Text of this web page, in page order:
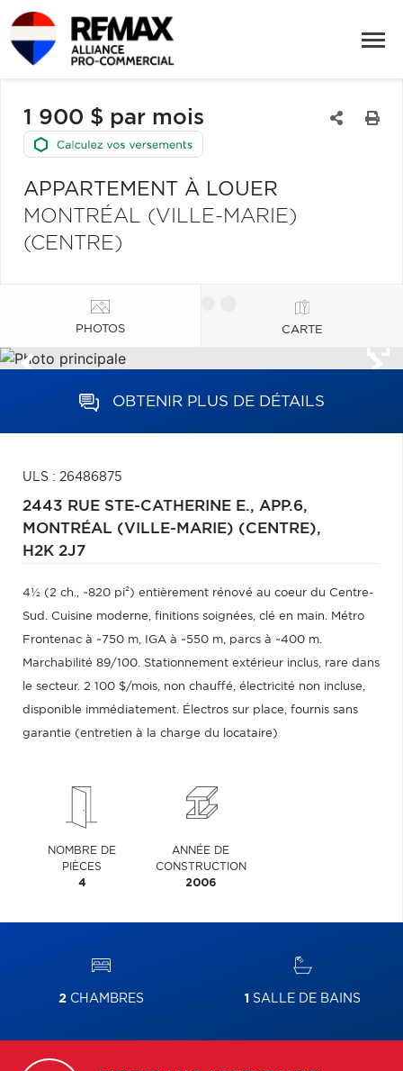
1 900 $ par mois
APPARTEMENT À LOUER
MONTRÉAL (VILLE-MARIE)
(CENTRE)
PHOTOS CARTE
OBTENIR PLUS DE DÉTAILS
ULS : 26486875
2443 RUE STE-CATHERINE E., APP.6,
MONTRÉAL (VILLE-MARIE) (CENTRE),
H2K 2J7
4½ (2 ch., ~820 pi²) entièrement rénové au coeur du Centre-
Sud. Cuisine moderne, finitions soignées, clé en main. Métro
Frontenac à ~750 m, IGA à ~550 m, parcs à ~400 m.
Marchabilité 89/100. Stationnement extérieur inclus, rare dans
le secteur. 2 100 $/mois, non chauffé, électricité non incluse,
disponible immédiatement. Électros sur place, fournis sans
garantie (entretien à la charge du locataire)
NOMBRE DE
PIÈCES
4
ANNÉE DE
CONSTRUCTION
2006
2CHAMBRES 1 SALLE DE BAINS